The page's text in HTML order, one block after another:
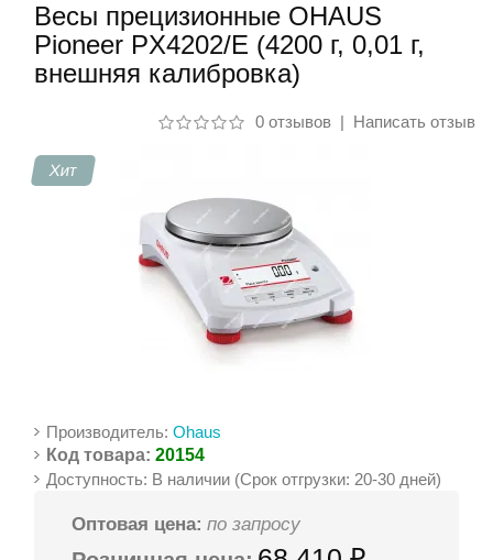
работы
Весы прецизионные OHAUS
Pioneer PX4202/E (4200 г, 0,01 г,
внешняя калибровка)
0 отзывов| Написать отзыв
Хит
Производитель:Ohaus
Код товара: 20154
Доступность: В наличии (Срок отгрузки: 20-30 дней)
Оптовая цена: по запросу